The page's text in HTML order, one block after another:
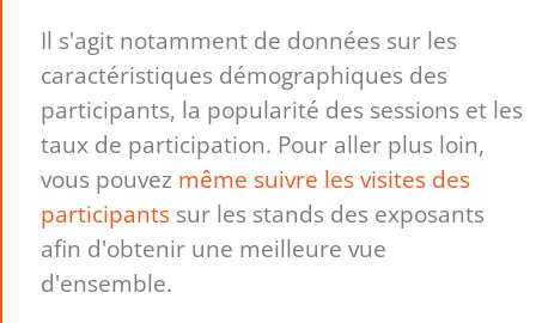
Il s'agit notamment de données sur les
caractéristiques démographiques des
participants, la popularité des sessions et les
taux de participation. Pour aller plus loin,
vous pouvez même suivre les visites des
participants sur les stands des exposants
afin d'obtenir une meilleure vue
d'ensemble.